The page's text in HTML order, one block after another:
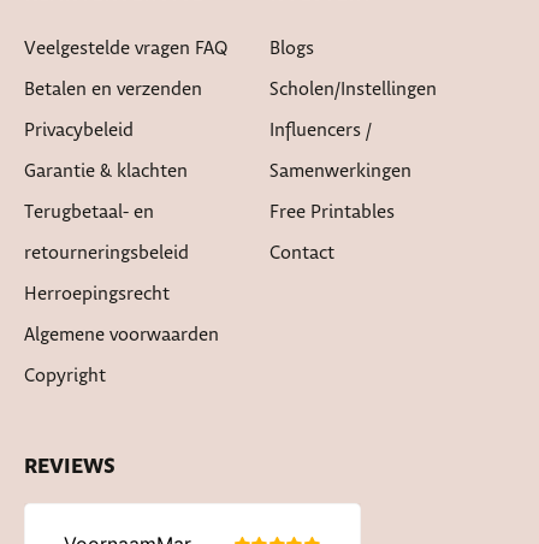
Veelgestelde vragen FAQ
Betalen en verzenden
Privacybeleid
Garantie & klachten
Terugbetaal- en
retourneringsbeleid
Herroepingsrecht
Algemene voorwaarden
Copyright
Blogs
Scholen/instellingen
Influencers /
Samenwerkingen
Free Printables
Contact
REVIEWS